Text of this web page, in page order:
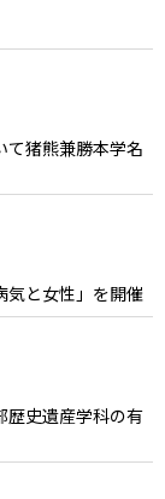
て猪熊兼勝本学名
気と女性」を開催
歴史遺産学科の有